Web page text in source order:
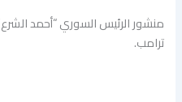
منشور الرئيس السوري “أحمد
ترامب.